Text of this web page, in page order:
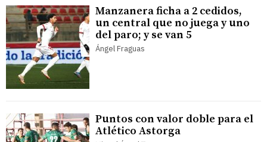
Manzanera ficha a 2 cedidos,
un central que no juega y uno
del paro; y se van 5
Ángel Fraguas
Puntos con valor doble para el
Atlético Astorga